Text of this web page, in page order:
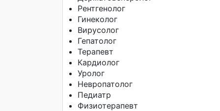
Рентгенолог
Гинеколог
Вирусолог
Гепатолог
Терапевт
Кардиолог
Уролог
Невропатолог
Педиатр
Физиотерапевт